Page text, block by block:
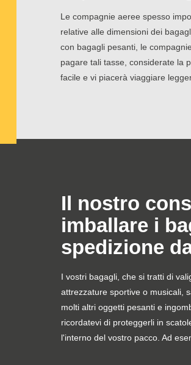
Le compagnie aeree spesso
relative alle dimensioni dei
con bagagli pesanti, le
pagare tali tasse, considerate la
facile e vi piacerà viaggiare
Il nostro
imballare i
spedizione
I vostri bagagli, che si tratti di
attrezzature sportive o musicali,
molti altri oggetti pesanti e
ricordatevi di proteggerli in
l'interno del vostro pacco. Ad